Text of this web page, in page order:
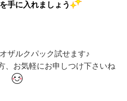
手に入れましょう
ザルクパック試せます♪
、お気軽にお申しつけ下さいね